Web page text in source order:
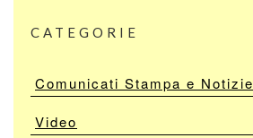
CATEGORIE
Comunicati Stampa e Notizie
Video